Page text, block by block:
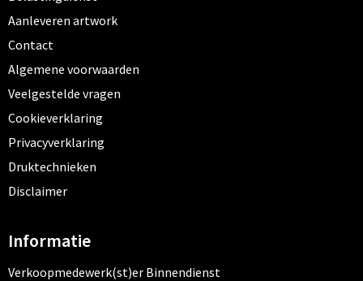
Aanleveren artwork
Contact
Algemene voorwaarden
Veelgestelde vragen
Cookieverklaring
Privacyverklaring
Druktechnieken
Disclaimer
Informatie
Verkoopmedewerk(st)er Binnendienst